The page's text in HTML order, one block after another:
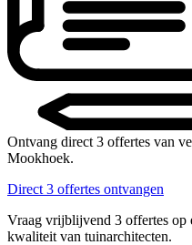
Ontvang direct 3 offertes van
Mookhoek.
Direct 3 offertes ontvangen
Vraag vrijblijvend 3 offertes op
kwaliteit van tuinarchitecten.